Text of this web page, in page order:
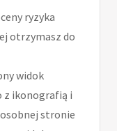
ryzyka
otrzymasz do
widok
z ikonografią i
stronie